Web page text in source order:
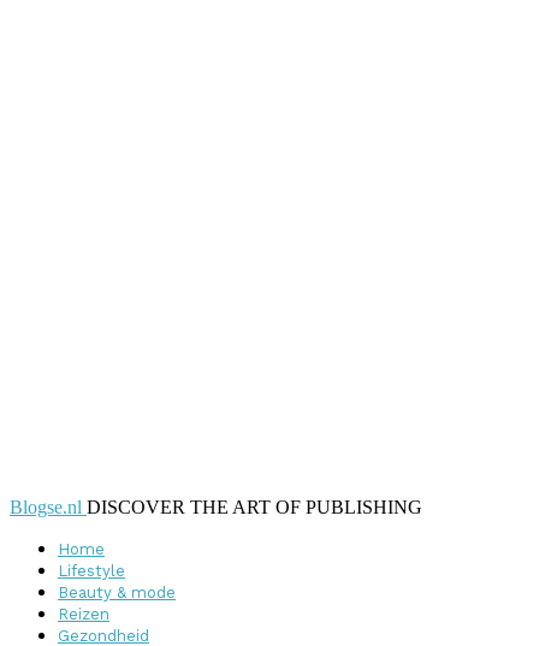
Blogse.nl DISCOVER THE ART OF PUBLISHING
Home
Lifestyle
Beauty & mode
Reizen
Gezondheid